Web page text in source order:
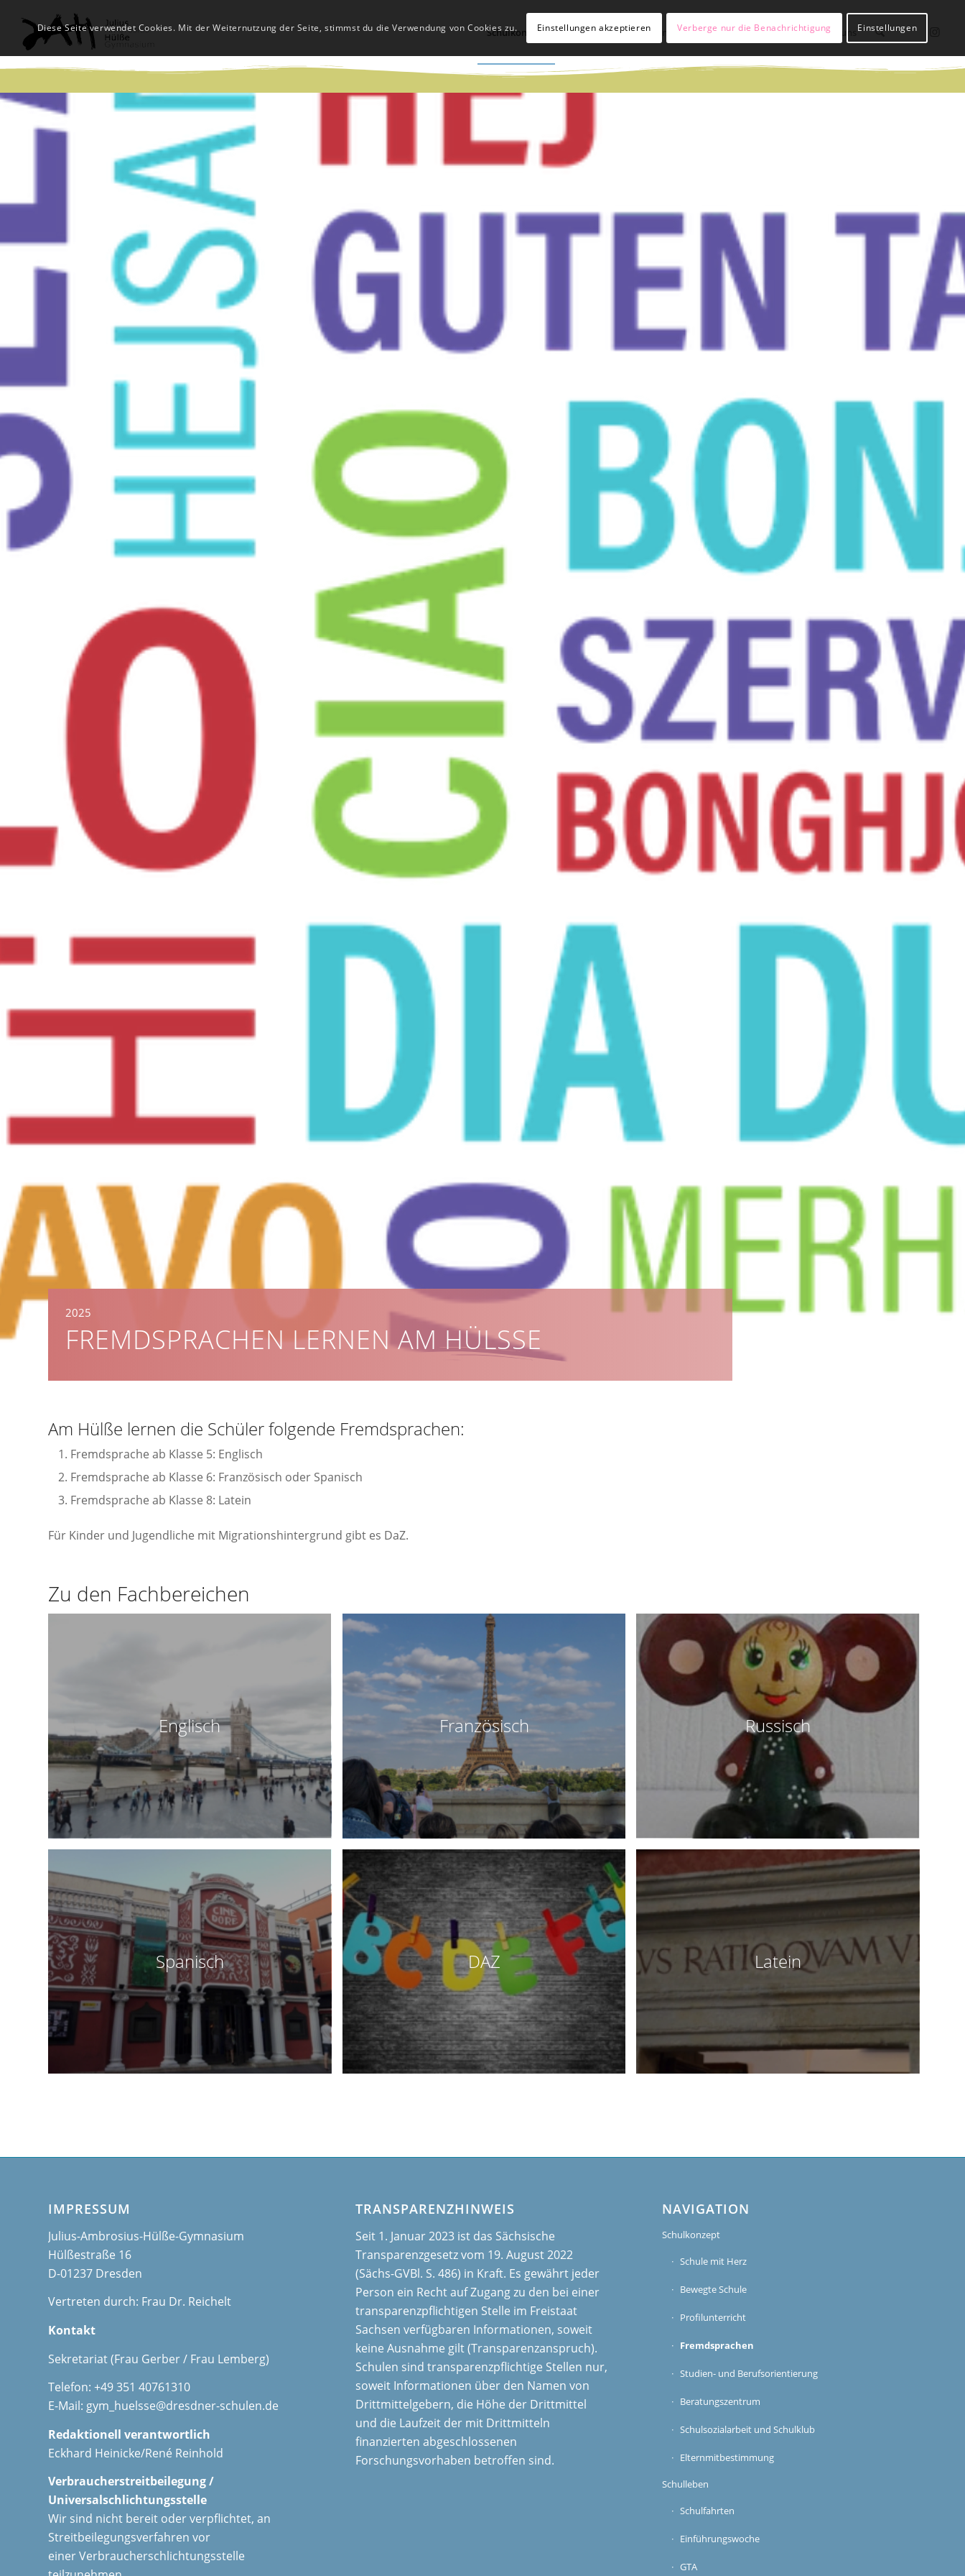
Schulkonzept Schulleben Hülßianer werden Hülßianer sein Über uns
2025
FREMDSPRACHEN LERNEN AM HÜLSSE
Am Hülße lernen die Schüler folgende Fremdsprachen:
Fremdsprache ab Klasse 5: Englisch
Fremdsprache ab Klasse 6: Französisch oder Spanisch
Fremdsprache ab Klasse 8: Latein
Für Kinder und Jugendliche mit Migrationshintergrund gibt es DaZ.
Zu den Fachbereichen
Englisch Französisch Russisch
Spanisch DAZ Latein
IMPRESSUM
Julius-Ambrosius-Hülße-Gymnasium
Hülßestraße 16
D-01237 Dresden
Vertreten durch: Frau Dr. Reichelt
Kontakt
Sekretariat (Frau Gerber / Frau Lemberg)
Telefon: +49 351 40761310
E-Mail: gym_huelsse@dresdner-schulen.de
Redaktionell verantwortlich
Eckhard Heinicke/René Reinhold
Verbraucherstreitbeilegung /
Universalschlichtungsstelle
Wir sind nicht bereit oder verpflichtet, an
Streitbeilegungsverfahren vor
einer Verbraucherschlichtungsstelle
TRANSPARENZHINWEIS
Seit 1. Januar 2023 ist das Sächsische
Transparenzgesetz vom 19. August 2022
(Sächs-GVBl. S. 486) in Kraft. Es gewährt jeder
Person ein Recht auf Zugang zu den bei einer
transparenzpflichtigen Stelle im Freistaat
Sachsen verfügbaren Informationen, soweit
keine Ausnahme gilt (Transparenzanspruch).
Schulen sind transparenzpflichtige Stellen nur,
soweit Informationen über den Namen von
Drittmittelgebern, die Höhe der Drittmittel
und die Laufzeit der mit Drittmitteln
finanzierten abgeschlossenen
Forschungsvorhaben betroffen sind.
NAVIGATION
Schulkonzept
Schule mit Herz
Bewegte Schule
Profilunterricht
Fremdsprachen
Studien- und Berufsorientierung
Beratungszentrum
Schulsozialarbeit und Schulklub
Elternmitbestimmung
Schulleben
Schulfahrten
Einführungswoche
GTA
Diese Seite verwendet Cookies. Mit der Weiternutzung der Seite, stimmst du die Verwendung von Cookies zu. Einstellungen akzeptieren Verberge nur die Benachrichtigung Einstellungen